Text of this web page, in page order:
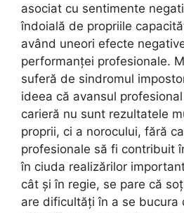
asociat cu sentimente
îndoială de propriile
având uneori efecte
performanței profesionale.
suferă de sindromul
ideea că avansul
carieră nu sunt rezultatele
proprii, ci a norocului, fără
profesionale să fi contribuit
în ciuda realizărilor
cât și în regie, se pare că
are dificultăți în a se bucura